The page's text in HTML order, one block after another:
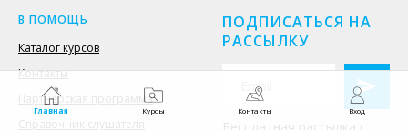
Главная Курсы Контакты Вход
В ПОМОЩЬ
Каталог курсов
Контакты
Партнерская программа
Справочник слушателя
ПОДПИСАТЬСЯ НА
РАССЫЛКУ
Бесплатная рассылка с